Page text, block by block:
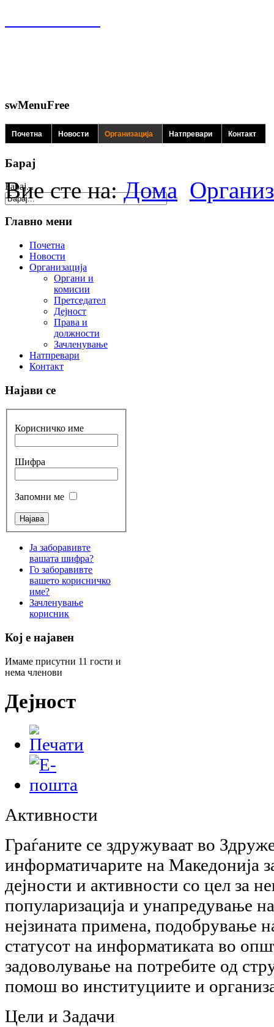
swMenuFree
Почетна Новости Организација Натпревари Контакт
Барај
Барај...
Вие сте на:Дома
Главно мени
Почетна
Новости
Организација
Органи и
комисии
Претседател
Дејност
Права и
должности
Зачленување
Натпревари
Контакт
Најави се
Корисничко име
Шифра
Запомни ме
Ја заборавивте
вашата шифра?
Го заборавивте
вашето корисничко
име?
Зачленување
корисник
Кој е најавен
Имаме присутни 11 гости и
нема членови
Дејност
Активности
Граѓаните се здружуваат во
информатичарите на Македонија
дејности и активности со цел за
популаризација и унапредување
нејзината примена, подобрување
статусот на информатиката во
задоволување на потребите од
помош во институциите и
Цели и Задачи